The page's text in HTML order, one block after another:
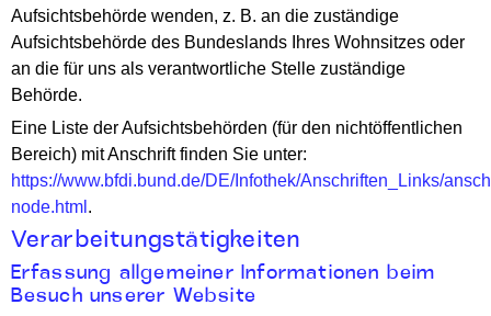
Aufsichtsbehörde wenden, z. B. an die zuständige
Aufsichtsbehörde des Bundeslands Ihres Wohnsitzes oder
an die für uns als verantwortliche Stelle zuständige
Behörde.
Eine Liste der Aufsichtsbehörden (für den nichtöffentlichen
Bereich) mit Anschrift finden Sie unter:
https://www.bfdi.bund.de/DE/Infothek/Anschriften_Links/
node.html .
Verarbeitungstätigkeiten
Erfassung allgemeiner Informationen beim
Besuch unserer Website